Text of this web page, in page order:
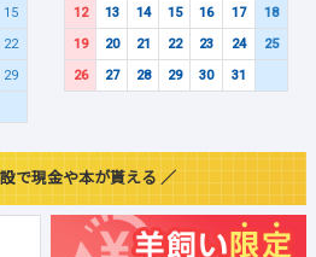
15
22
29
12
13 14 15 16 17
18
19
20 21 22 23 24
25
26
27 28 29 30 31
で現金や本が貰える ／